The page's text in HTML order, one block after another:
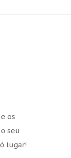
os
seu
lugar!